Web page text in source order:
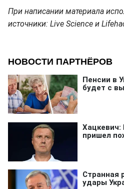
При написании материала
источники: Live Science и